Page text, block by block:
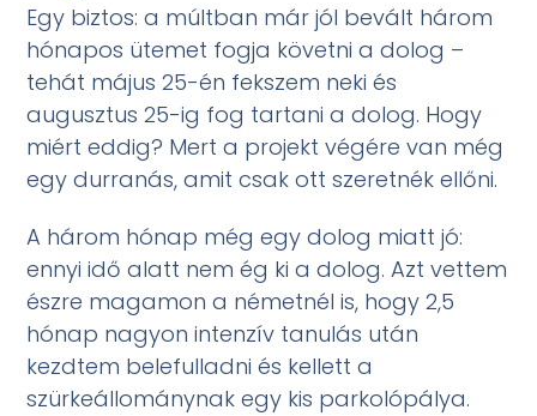
Egy biztos: a múltban már jól bevált három
hónapos ütemet fogja követni a dolog –
tehát május 25-én fekszem neki és
augusztus 25-ig fog tartani a dolog. Hogy
miért eddig? Mert a projekt végére van még
egy durranás, amit csak ott szeretnék ellőni.
A három hónap még egy dolog miatt jó:
ennyi idő alatt nem ég ki a dolog. Azt vettem
észre magamon a németnél is, hogy 2,5
hónap nagyon intenzív tanulás után
kezdtem belefulladni és kellett a
szürkeállománynak egy kis parkolópálya.